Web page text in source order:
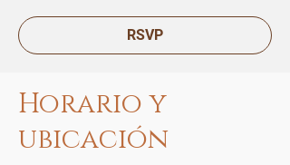
RSVP
Horario y
ubicación